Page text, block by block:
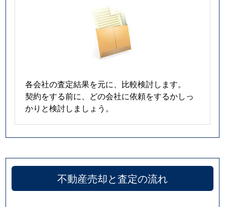
各会社の査定結果を元に、比較検討します。
契約をする前に、どの会社に依頼をするかしっ
かりと検討しましょう。
不動産売却と査定の流れ